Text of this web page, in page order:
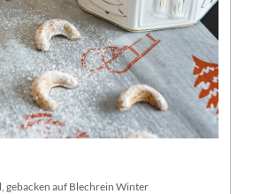
gebacken auf Blechrein Winter